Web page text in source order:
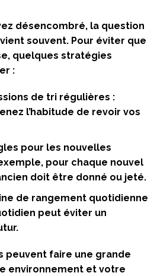
désencombré, la question
souvent. Pour éviter que
quelques stratégies
:
de tri régulières :
l’habitude de revoir vos
pour les nouvelles
pour chaque nouvel
doit être donné ou jeté.
de rangement quotidienne
peut éviter un
peuvent faire une grande
environnement et votre